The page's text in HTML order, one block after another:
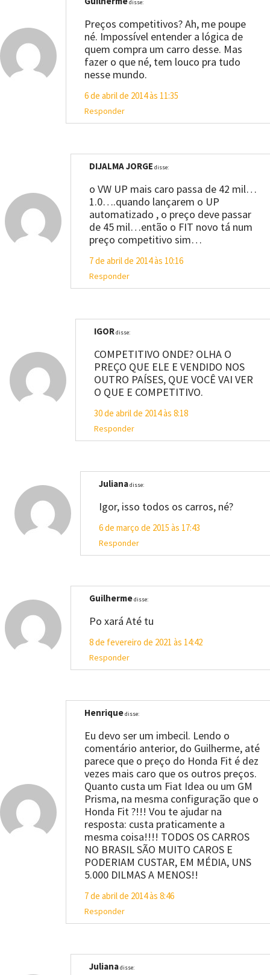
disse:
Preços competitivos? Ah, me poupe
né. Impossível entender a lógica de
quem compra um carro desse. Mas
fazer o que né, tem louco pra tudo
nesse mundo.
6 de abril de 2014 às 11:35
Responder
DIJALMA JORGE disse:
o VW UP mais caro passa de 42 mil…
1.0….quando lançarem o UP
automatizado , o preço deve passar
de 45 mil…então o FIT novo tá num
preço competitivo sim…
7 de abril de 2014 às 10:16
Responder
IGORdisse:
COMPETITIVO ONDE? OLHA O
PREÇO QUE ELE E VENDIDO NOS
OUTRO PAÍSES, QUE VOCÊ VAI VER
O QUE E COMPETITIVO.
30 de abril de 2014 às 8:18
Responder
Julianadisse:
Igor, isso todos os carros, né?
6 de março de 2015 às 17:43
Responder
Guilhermedisse:
Po xará Até tu
8 de fevereiro de 2021 às 14:42
Responder
Henriquedisse:
Eu devo ser um imbecil. Lendo o
comentário anterior, do Guilherme, até
parece que o preço do Honda Fit é dez
vezes mais caro que os outros preços.
Quanto custa um Fiat Idea ou um GM
Prisma, na mesma configuração que o
Honda Fit ?!!! Vou te ajudar na
resposta: custa praticamente a
mesma coisa!!!! TODOS OS CARROS
NO BRASIL SÃO MUITO CAROS E
PODERIAM CUSTAR, EM MÉDIA, UNS
5.000 DILMAS A MENOS!!
7 de abril de 2014 às 8:46
Responder
Julianadisse: